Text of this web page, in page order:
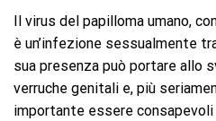
Il virus del papilloma umano,
è un’infezione sessualmente
sua presenza può portare allo
verruche genitali e, più
importante essere consapevoli